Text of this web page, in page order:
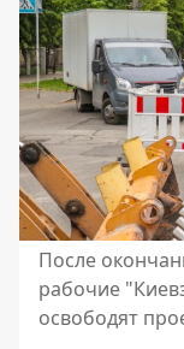
После
рабочие
освободят